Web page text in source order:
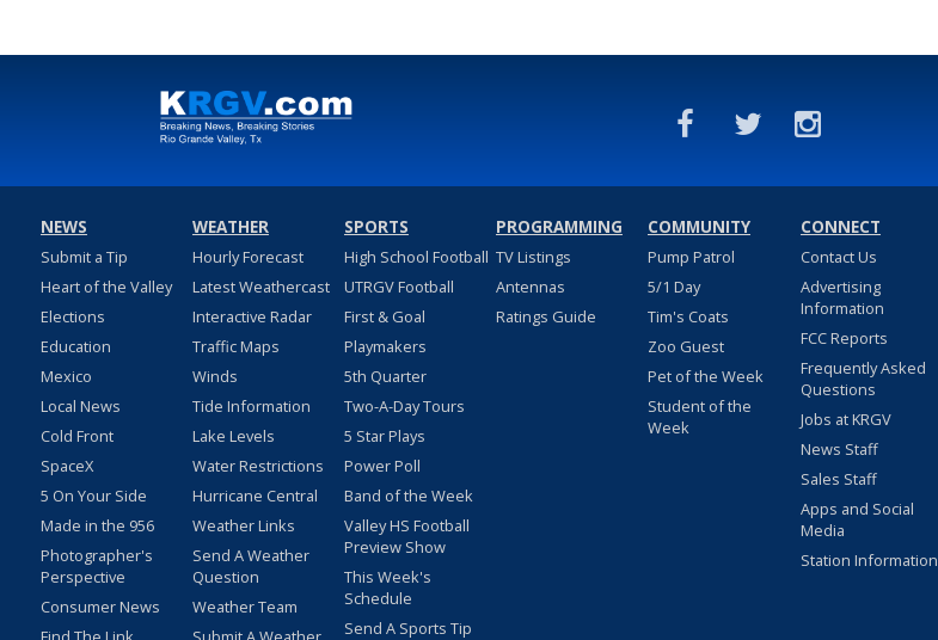
NEWS
Submit a Tip
Heart of the Valley
Elections
Education
Mexico
Local News
Cold Front
SpaceX
5 On Your Side
Made in the 956
Photographer's
Perspective
Consumer News
WEATHER
Hourly Forecast
Latest Weathercast
Interactive Radar
Traffic Maps
Winds
Tide Information
Lake Levels
Water Restrictions
Hurricane Central
Weather Links
Send A Weather
Question
Weather Team
SPORTS
High School Football
UTRGV Football
First & Goal
Playmakers
5th Quarter
Two-A-Day Tours
5 Star Plays
Power Poll
Band of the Week
Valley HS Football
Preview Show
This Week's
Schedule
Send A Sports Tip
PROGRAMMING
TV Listings
Antennas
Ratings Guide
COMMUNITY
Pump Patrol
5/1 Day
Tim's Coats
Zoo Guest
Pet of the Week
Student of the
Week
CONNECT
Contact Us
Advertising
Information
FCC Reports
Frequently Asked
Questions
Jobs at KRGV
News Staff
Sales Staff
Apps and Social
Media
Station Information